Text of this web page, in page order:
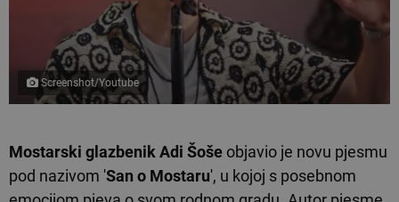
Screenshot/Youtube
Mostarski glazbenik Adi Šoše objavio je novu pjesmu
pod nazivom 'San o Mostaru', u kojoj s posebnom